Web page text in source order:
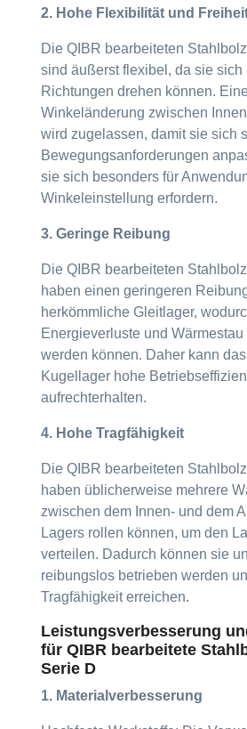
2. Hohe Flexibilität und
Die QIBR bearbeiteten
sind äußerst flexibel, da sie sich
Richtungen drehen können.
Winkeländerung zwischen
wird zugelassen, damit sie sich
Bewegungsanforderungen
sie sich besonders für
Winkeleinstellung erfordern.
3. Geringe Reibung
Die QIBR bearbeiteten
haben einen geringeren
herkömmliche Gleitlager,
Energieverluste und
werden können. Daher kann
Kugellager hohe
aufrechterhalten.
4. Hohe Tragfähigkeit
Die QIBR bearbeiteten
haben üblicherweise mehrere
zwischen dem Innen- und dem
Lagers rollen können, um den
verteilen. Dadurch können sie
reibungslos betrieben werden
Tragfähigkeit erreichen.
Leistungsverbesserung
für QIBR bearbeitete
Serie D
1. Materialverbesserung